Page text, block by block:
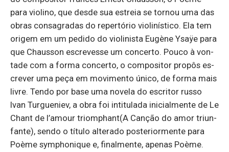
para vi­o­lino, que desde sua es­treia se tornou uma das
obras con­sa­gradas do re­per­tório vi­o­li­nís­tico. Ela tem
origem em um pe­dido do vi­o­li­nista Eugène Ysaÿe para
que Chausson es­cre­vesse um con­certo. Pouco à von­
tade com a forma con­certo, o com­po­sitor propôs es­
crever uma peça em mo­vi­mento único, de forma mais
livre. Tendo por base uma no­vela do es­critor russo
Ivan Tur­gue­niev, a obra foi in­ti­tu­lada ini­ci­al­mente de Le
Chant de l’amour tri­omphant(A Canção do amor triun­
fante), sendo o tí­tulo al­te­rado pos­te­ri­or­mente para
Poème sympho­nique e, fi­nal­mente, apenas Poème.